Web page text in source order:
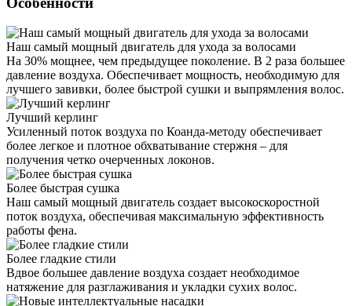
Наш самый мощный двигатель для ухода за волосами
На 30% мощнее, чем предыдущее поколение. В 2 раза большее
давление воздуха. Обеспечивает мощность, необходимую для
лучшего завивки, более быстрой сушки и выпрямления волос.
Лучший керлинг
Усиленный поток воздуха по Коанда-методу обеспечивает
более легкое и плотное обхватывание стержня – для
получения четко очерченных локонов.
Более быстрая сушка
Наш самый мощный двигатель создает высокоскоростной
поток воздуха, обеспечивая максимальную эффективность
работы фена.
Более гладкие стили
Вдвое большее давление воздуха создает необходимое
натяжение для разглаживания и укладки сухих волос.